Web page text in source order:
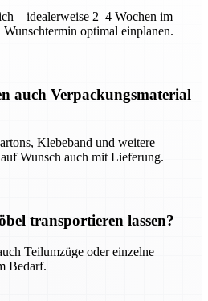
– idealerweise 2–4 Wochen im
optimal einplanen.
auch Verpackungsmaterial
Klebeband und weitere
Wunsch auch mit Lieferung.
transportieren lassen?
Teilumzüge oder einzelne
Bedarf.